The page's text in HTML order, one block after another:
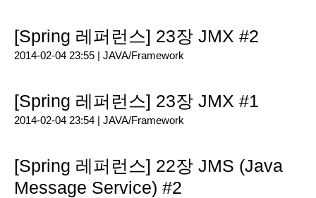
[Spring 레퍼런스] 23장 JMX #2
2014-02-04 23:55 | JAVA/Framework
[Spring 레퍼런스] 23장 JMX #1
2014-02-04 23:54 | JAVA/Framework
[Spring 레퍼런스] 22장 JMS (Java
Message Service) #2